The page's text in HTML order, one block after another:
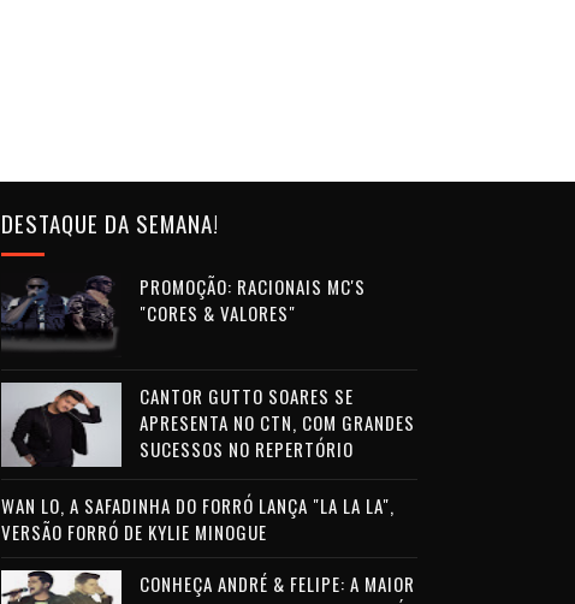
DESTAQUE DA SEMANA!
PROMOÇÃO: RACIONAIS MC'S
"CORES & VALORES"
CANTOR GUTTO SOARES SE
APRESENTA NO CTN, COM GRANDES
SUCESSOS NO REPERTÓRIO
WAN LO, A SAFADINHA DO FORRÓ LANÇA "LA LA LA",
VERSÃO FORRÓ DE KYLIE MINOGUE
CONHEÇA ANDRÉ & FELIPE: A MAIOR